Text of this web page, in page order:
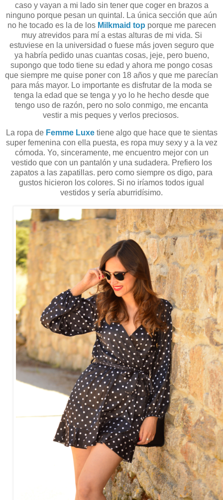
caso y vayan a mi lado sin tener que coger en brazos a
ninguno porque pesan un quintal. La única sección que aún
no he tocado es la de los Milkmaid top porque me parecen
muy atrevidos para mí a estas alturas de mi vida. Si
estuviese en la universidad o fuese más joven seguro que
ya habría pedido unas cuantas cosas, jeje, pero bueno,
supongo que todo tiene su edad y ahora me pongo cosas
que siempre me quise poner con 18 años y que me parecían
para más mayor. Lo importante es disfrutar de la moda se
tenga la edad que se tenga y yo lo he hecho desde que
tengo uso de razón, pero no solo conmigo, me encanta
vestir a mis peques y verlos preciosos.
La ropa de Femme Luxetiene algo que hace que te sientas
super femenina con ella puesta, es ropa muy sexy y a la vez
cómoda. Yo, sinceramente, me encuentro mejor con un
vestido que con un pantalón y una sudadera. Prefiero los
zapatos a las zapatillas. pero como siempre os digo, para
gustos hicieron los colores. Si no iríamos todos igual
vestidos y sería aburridísimo.